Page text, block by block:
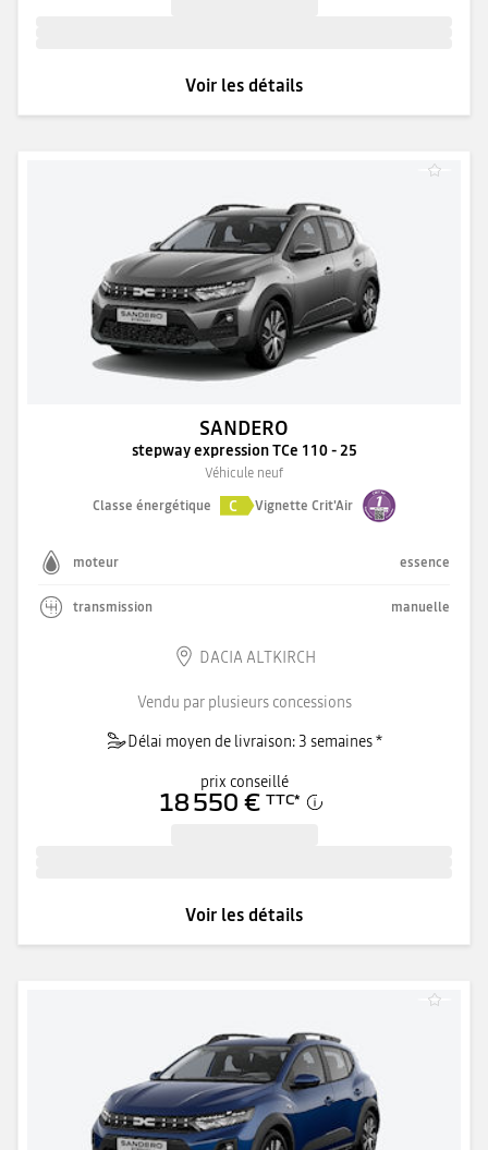
Voir les détails
SANDERO
stepway expression TCe 110 - 25
Véhicule neuf
Classe énergétique
C Vignette Crit'Air
moteur essence
transmission manuelle
DACIA ALTKIRCH
Vendu par plusieurs concessions
Délai moyen de livraison: 3 semaines *
prix conseillé
18 550 € TTC*
Voir les détails